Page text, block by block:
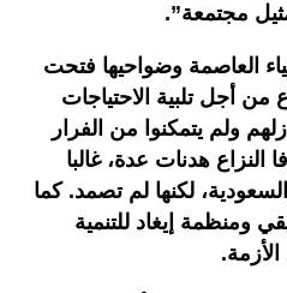
مجتمعة”.
العاصمة وضواحيها فتحت
من أجل تلبية الاحتياجات
ولم يتمكنوا من الفرار
النزاع هدنات عدة، غالبا
لكنها لم تصمد. كما
ومنظمة إيغاد للتنمية